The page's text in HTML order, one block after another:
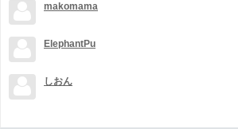
makomama
ElephantPu
しおん